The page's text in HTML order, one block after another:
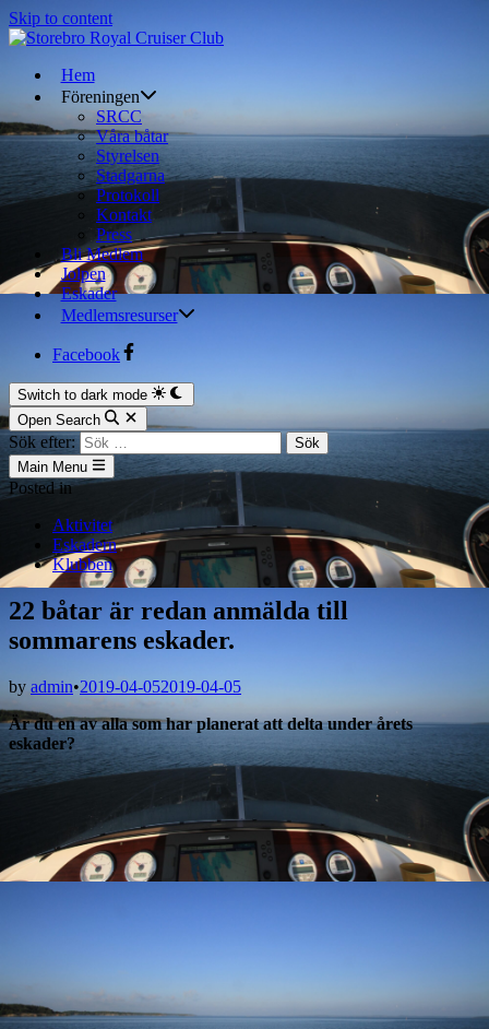
Skip to content
Hem
Föreningen
SRCC
Våra båtar
Styrelsen
Stadgarna
Protokoll
Kontakt
Press
Bli Medlem
Jolpen
Eskader
Medlemsresurser
Facebook
Switch to dark mode
Open Search
Sök efter:
Main Menu
Posted in
Aktivitet
Eskadern
Klubben
22 båtar är redan anmälda till
sommarens eskader.
by admin•2019-04-052019-04-05
Är du en av alla som har planerat att delta under årets
eskader?